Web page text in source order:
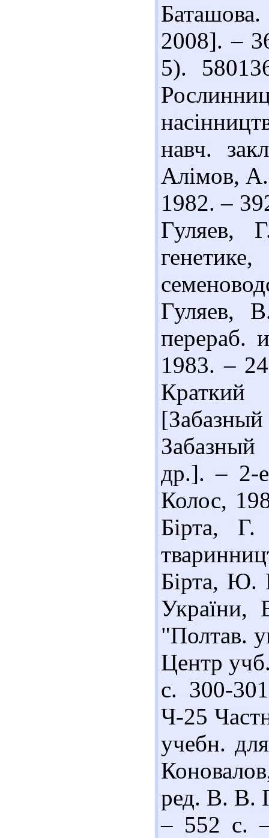
2008]. –
5).
навч.
Алімов,
1982. –
Гуляев,
Гуляев,
перераб.
1983. –
др.]. – 2-
Колос,
Бірта,
Бірта, Ю.
України,
"Полтав.
Центр
с. 300-
Ч-25
учебн.
ред. В. В.
– 552 с.